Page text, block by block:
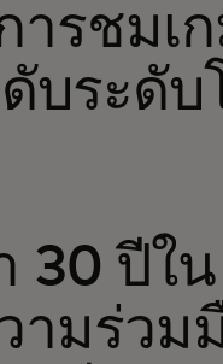
รชมเ
บระดับ
30 ปีใน
ามร่วม